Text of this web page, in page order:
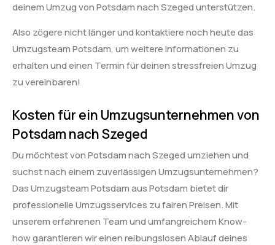
deinem Umzug von Potsdam nach Szeged unterstützen.
Also zögere nicht länger und kontaktiere noch heute das
Umzugsteam Potsdam, um weitere Informationen zu
erhalten und einen Termin für deinen stressfreien Umzug
zu vereinbaren!
Kosten für ein Umzugsunternehmen von
Potsdam nach Szeged
Du möchtest von Potsdam nach Szeged umziehen und
suchst nach einem zuverlässigen Umzugsunternehmen?
Das Umzugsteam Potsdam aus Potsdam bietet dir
professionelle Umzugsservices zu fairen Preisen. Mit
unserem erfahrenen Team und umfangreichem Know-
how garantieren wir einen reibungslosen Ablauf deines